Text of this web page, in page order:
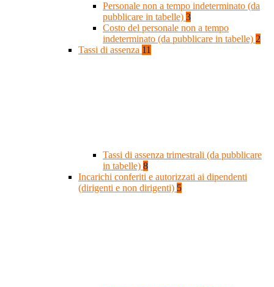
Personale non a tempo indeterminato (da
pubblicare in tabelle) 3
Costo del personale non a tempo
indeterminato (da pubblicare in tabelle) 2
Tassi di assenza 11
Tassi di assenza trimestrali (da pubblicare
in tabelle) 8
Incarichi conferiti e autorizzati ai dipendenti
(dirigenti e non dirigenti) 5